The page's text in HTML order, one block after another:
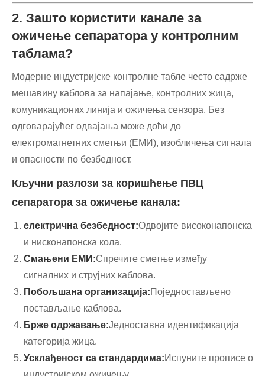
2. Зашто користити канале за
ожичење сепаратора у контролним
таблама?
Модерне индустријске контролне табле често садрже
мешавину каблова за напајање, контролних жица,
комуникационих линија и ожичења сензора. Без
одговарајућег одвајања може доћи до
електромагнетних сметњи (ЕМИ), изобличења сигнала
и опасности по безбедност.
Кључни разлози за коришћење ПВЦ
сепаратора за ожичење канала:
електрична безбедност:Одвојите високонапонска
и нисконапонска кола.
Смањени ЕМИ:Спречите сметње између
сигналних и струјних каблова.
Побољшана организација:Поједностављено
постављање каблова.
Брже одржавање:Једноставна идентификација
категорија жица.
Усклађеност са стандардима:Испуните прописе о